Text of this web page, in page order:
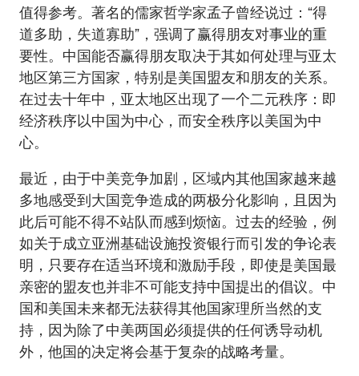
值得参考。著名的儒家哲学家孟子曾经说过：“得
道多助，失道寡助”，强调了赢得朋友对事业的重
要性。中国能否赢得朋友取决于其如何处理与亚太
地区第三方国家，特别是美国盟友和朋友的关系。
在过去十年中，亚太地区出现了一个二元秩序：即
经济秩序以中国为中心，而安全秩序以美国为中
心。
最近，由于中美竞争加剧，区域内其他国家越来越
多地感受到大国竞争造成的两极分化影响，且因为
此后可能不得不站队而感到烦恼。过去的经验，例
如关于成立亚洲基础设施投资银行而引发的争论表
明，只要存在适当环境和激励手段，即使是美国最
亲密的盟友也并非不可能支持中国提出的倡议。中
国和美国未来都无法获得其他国家理所当然的支
持，因为除了中美两国必须提供的任何诱导动机
外，他国的决定将会基于复杂的战略考量。